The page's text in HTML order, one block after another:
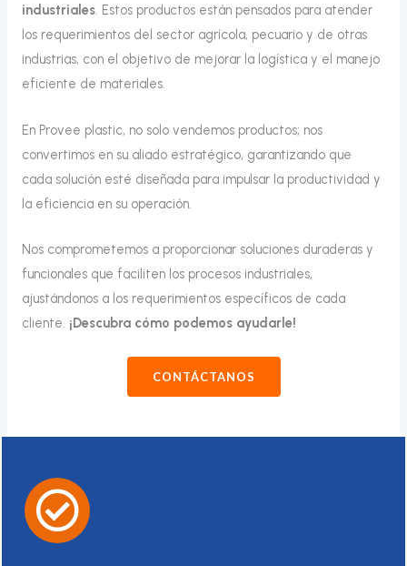
industriales. Estos productos están pensados para atender
los requerimientos del sector agrícola, pecuario y de otras
industrias, con el objetivo de mejorar la logística y el manejo
eficiente de materiales.
En Provee plastic, no solo vendemos productos; nos
convertimos en su aliado estratégico, garantizando que
cada solución esté diseñada para impulsar la productividad y
la eficiencia en su operación.
Nos comprometemos a proporcionar soluciones duraderas y
funcionales que faciliten los procesos industriales,
ajustándonos a los requerimientos específicos de cada
cliente. ¡Descubra cómo podemos ayudarle!
CONTÁCTANOS